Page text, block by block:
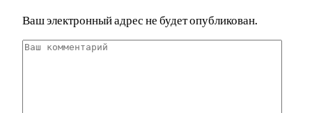
Ваш электронный адрес не будет опубликован.